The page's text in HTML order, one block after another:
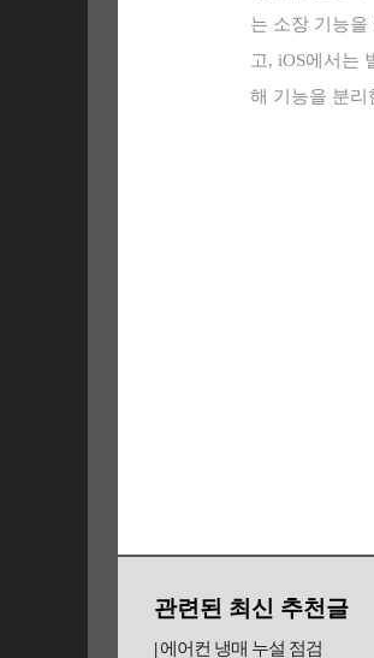
는 소장 기능
고, iOS에서는
해 기능을 분리
관련된 최신 추천글
에어컨 냉매 누설 점검